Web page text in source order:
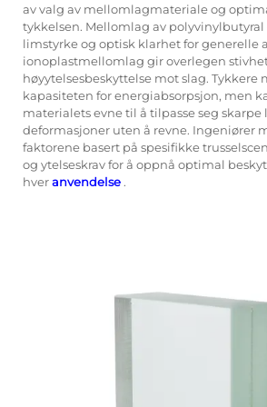
av valg av mellomlagmateriale og
tykkelsen. Mellomlag av
limstyrke og optisk klarhet for generelle
ionoplastmellomlag gir overlegen
høyytelsesbeskyttelse mot slag. Tykkere
kapasiteten for energiabsorpsjon, men
materialets evne til å tilpasse seg skarpe
deformasjoner uten å revne. Ingeniører
faktorene basert på spesifikke
og ytelseskrav for å oppnå optimal
hveranvendelse .